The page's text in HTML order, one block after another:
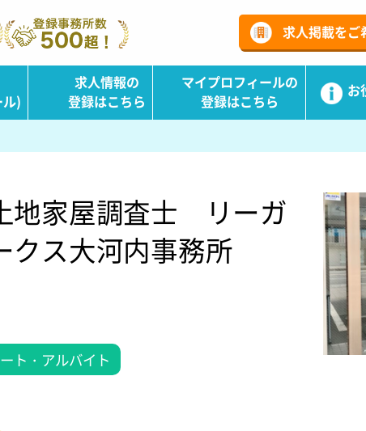
サーチ 求人掲載をご
)
求人情報の
登録はこちら
マイプロフィールの
登録はこちら
お
家屋調査士 リーガ
クス大河内事務所
ト・アルバイト